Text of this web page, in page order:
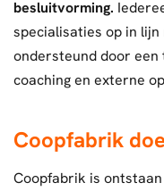
besluitvorming.
specialisaties op in
ondersteund door
coaching en externe
Coopfabrik
Coopfabrik is